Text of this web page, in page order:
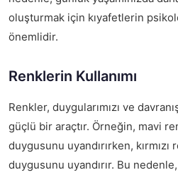
oluşturmak için kıyafetlerin
önemlidir.
Renklerin Kullanımı
Renkler, duygularımızı ve
güçlü bir araçtır. Örneğin, mavi
duygusunu uyandırırken, kırmızı
duygusunu uyandırır. Bu